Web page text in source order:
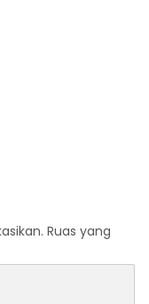
Ruas yang